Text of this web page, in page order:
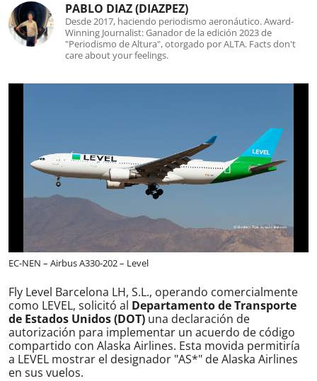
PABLO DIAZ (DIAZPEZ)
Desde 2017, haciendo periodismo aeronáutico. Award-
Winning Journalist: Ganador de la edición 2023 de
"Periodismo de Altura", otorgado por ALTA. Facts don't
care about your feelings.
EC-NEN – Airbus A330-202 – Level
Fly Level Barcelona LH, S.L., operando comercialmente
como LEVEL, solicitó al Departamento de Transporte
de Estados Unidos (DOT) una declaración de
autorización para implementar un acuerdo de código
compartido con Alaska Airlines. Esta movida permitiría
a LEVEL mostrar el designador "AS*" de Alaska Airlines
en sus vuelos.